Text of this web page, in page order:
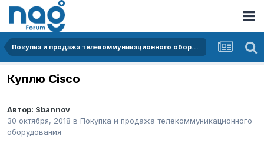
Покупка и продажа телекоммуникационного оборудования
Куплю Cisco
Автор: Sbannov
30 октября, 2018 в Покупка и продажа телекоммуникационного
оборудования